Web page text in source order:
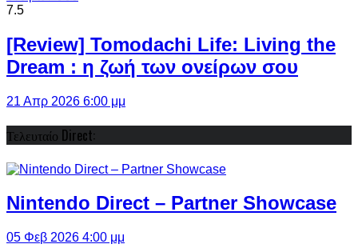
7.5
[Review] Tomodachi Life: Living the
Dream : η ζωή των ονείρων σου
21 Απρ 2026 6:00 μμ
Τελευταίο Direct:
Nintendo Direct – Partner Showcase
05 Φεβ 2026 4:00 μμ